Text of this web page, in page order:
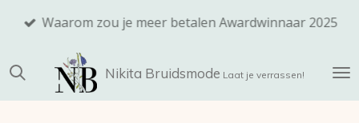
de
hoofdinhoud
Nikita Bruidsmode Laat je verrassen!
Waarom zou je meer betalen Awardwinnaar 2025